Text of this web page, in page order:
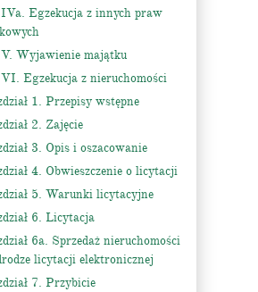
IVa. Egzekucja z innych praw
V. Wyjawienie majątku
Egzekucja z nieruchomości
1. Przepisy wstępne
2. Zajęcie
3. Opis i oszacowanie
4. Obwieszczenie o licytacji
5. Warunki licytacyjne
6. Licytacja
6a. Sprzedaż nieruchomości
licytacji elektronicznej
7. Przybicie